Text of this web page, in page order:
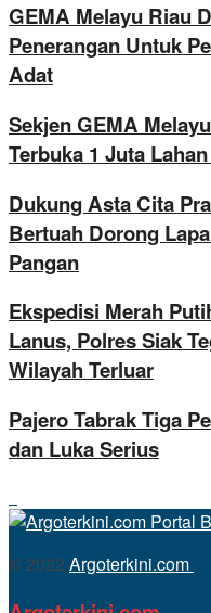
GEMA Melayu Riau
Penerangan Untuk
Adat
Sekjen GEMA
Terbuka 1 Juta
Dukung Asta Cita
Bertuah Dorong
Pangan
Ekspedisi Merah
Lanus, Polres Siak
Wilayah Terluar
Pajero Tabrak Tiga
dan Luka Serius
© 2022 Argoterkini.com .